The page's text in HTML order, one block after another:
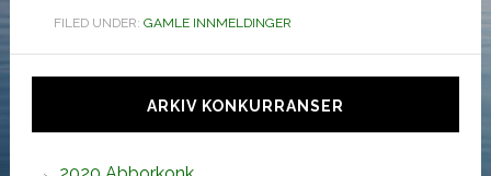
FILED UNDER: GAMLE INNMELDINGER
Hoved
ARKIV KONKURRANSER